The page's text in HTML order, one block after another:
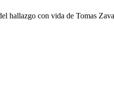
hallazgo con vida de Tomas